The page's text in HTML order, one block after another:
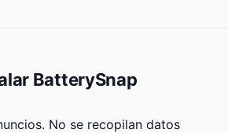
BatterySnap
No se recopilan datos